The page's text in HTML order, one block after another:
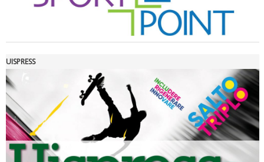
Luglio 2026: "Pensando con i piedi, si possono fare le
rivoluzioni"
UISPRESS